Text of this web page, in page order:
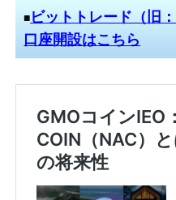
■ビットトレード（旧
口座開設はこちら